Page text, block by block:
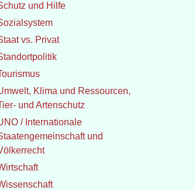
und Hilfe
vs. Privat
Klima und Ressourcen,
und Artenschutz
/ Internationale
und